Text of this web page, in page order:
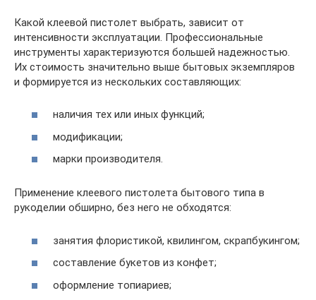
Какой клеевой пистолет выбрать, зависит от
интенсивности эксплуатации. Профессиональные
инструменты характеризуются большей надежностью.
Их стоимость значительно выше бытовых экземпляров
и формируется из нескольких составляющих:
наличия тех или иных функций;
модификации;
марки производителя.
Применение клеевого пистолета бытового типа в
рукоделии обширно, без него не обходятся:
занятия флористикой, квилингом, скрапбукингом;
составление букетов из конфет;
оформление топиариев;